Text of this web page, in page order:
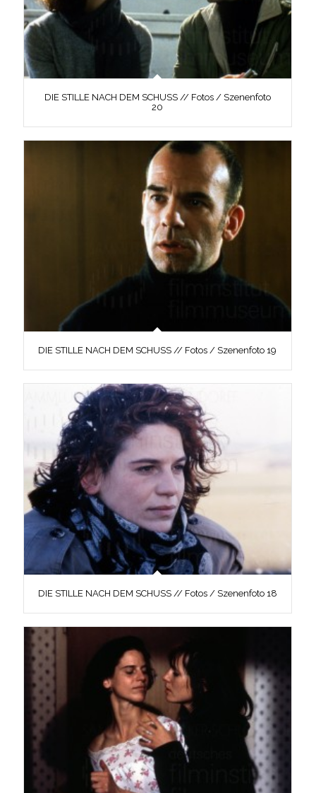
DIE STILLE NACH DEM SCHUSS // Fotos / Szenenfoto
20
DIE STILLE NACH DEM SCHUSS // Fotos / Szenenfoto 19
DIE STILLE NACH DEM SCHUSS // Fotos / Szenenfoto 18